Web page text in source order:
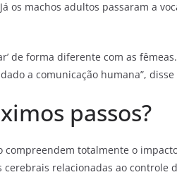
os machos adultos passaram a
de forma diferente com as
a comunicação humana”,
passos?
compreendem totalmente o
relacionadas ao controle